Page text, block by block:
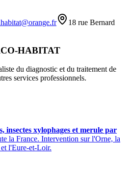
18 rue Bernard
HABITAT
du diagnostic et du traitement de
services professionnels.
insectes xylophages et merule par
la France. Intervention sur l'Orne, la
l'Eure-et-Loir.